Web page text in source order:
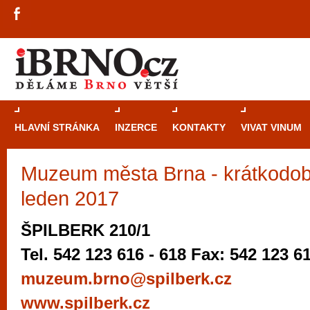
HLAVNÍ STRÁNKA INZERCE KONTAKTY VIVAT VINUM
Muzeum města Brna -
leden 2017
ŠPILBERK 210/1
Tel. 542 123 616 - 618 Fax: 542 123
muzeum.brno@spilberk.cz
www.spilberk.cz
Průvodce
Brno je
zajímavé
restaurace,
Mimo jiné je ale také místem, kde si